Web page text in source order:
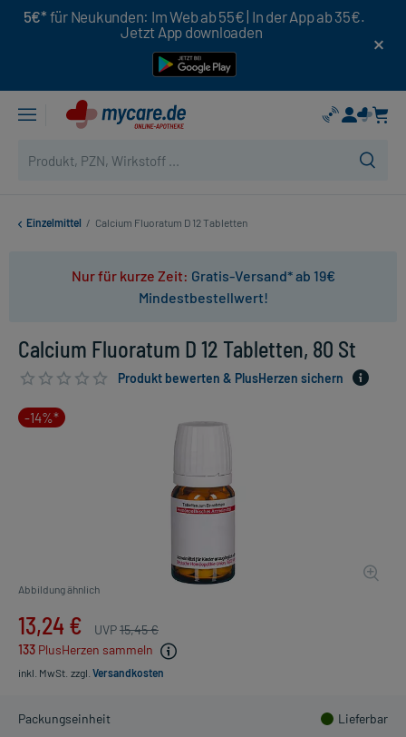
5€* für Neukunden: Im Web ab 55€ | In der App ab 35€.
Jetzt App downloaden
Einzelmittel / Calcium Fluoratum D 12 Tabletten
Nur für kurze Zeit: Gratis-Versand* ab 19€
Mindestbestellwert!
Calcium Fluoratum D 12 Tabletten, 80 St
Produkt bewerten & PlusHerzen sichern
-14%*
Abbildung ähnlich
13,24 € UVP15,45 €
133 PlusHerzen sammeln
inkl. MwSt. zzgl. Versandkosten
Packungseinheit Lieferbar